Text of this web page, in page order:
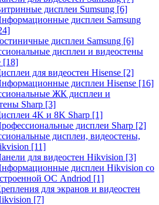
дисплеи Sumsung [6]
дисплеи Samsung
дисплеи Samsung [6]
дисплеи и видеостены
[18]
для видеостен Hisense [2]
дисплеи Hisense [16]
ЖК дисплеи и
Sharp [3]
4K и 8K Sharp [1]
дисплеи Sharp [2]
дисплеи, видеостены,
[11]
для видеостен Hikvision [3]
дисплеи Hikvision со
ОС Andriod [1]
для экранов и видеостен
[7]